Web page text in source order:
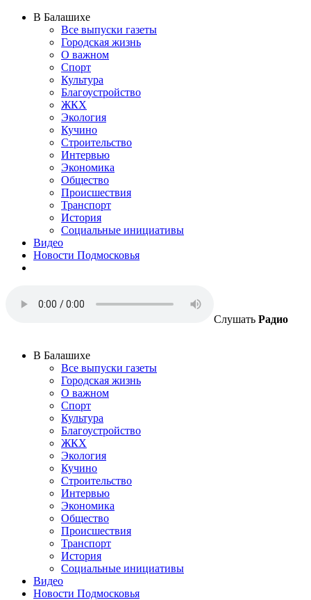
В Балашихе
Все выпуски газеты
Городская жизнь
О важном
Спорт
Культура
Благоустройство
ЖКХ
Экология
Кучино
Строительство
Интервью
Экономика
Общество
Происшествия
Транспорт
История
Социальные инициативы
Видео
Новости Подмосковья
Слушать Радио
В Балашихе
Все выпуски газеты
Городская жизнь
О важном
Спорт
Культура
Благоустройство
ЖКХ
Экология
Кучино
Строительство
Интервью
Экономика
Общество
Происшествия
Транспорт
История
Социальные инициативы
Видео
Новости Подмосковья